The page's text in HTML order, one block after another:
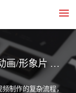
形象片 制作
制作的复杂流程，